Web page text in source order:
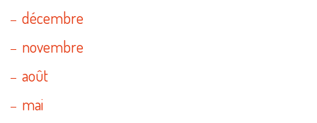
décembre
novembre
août
mai